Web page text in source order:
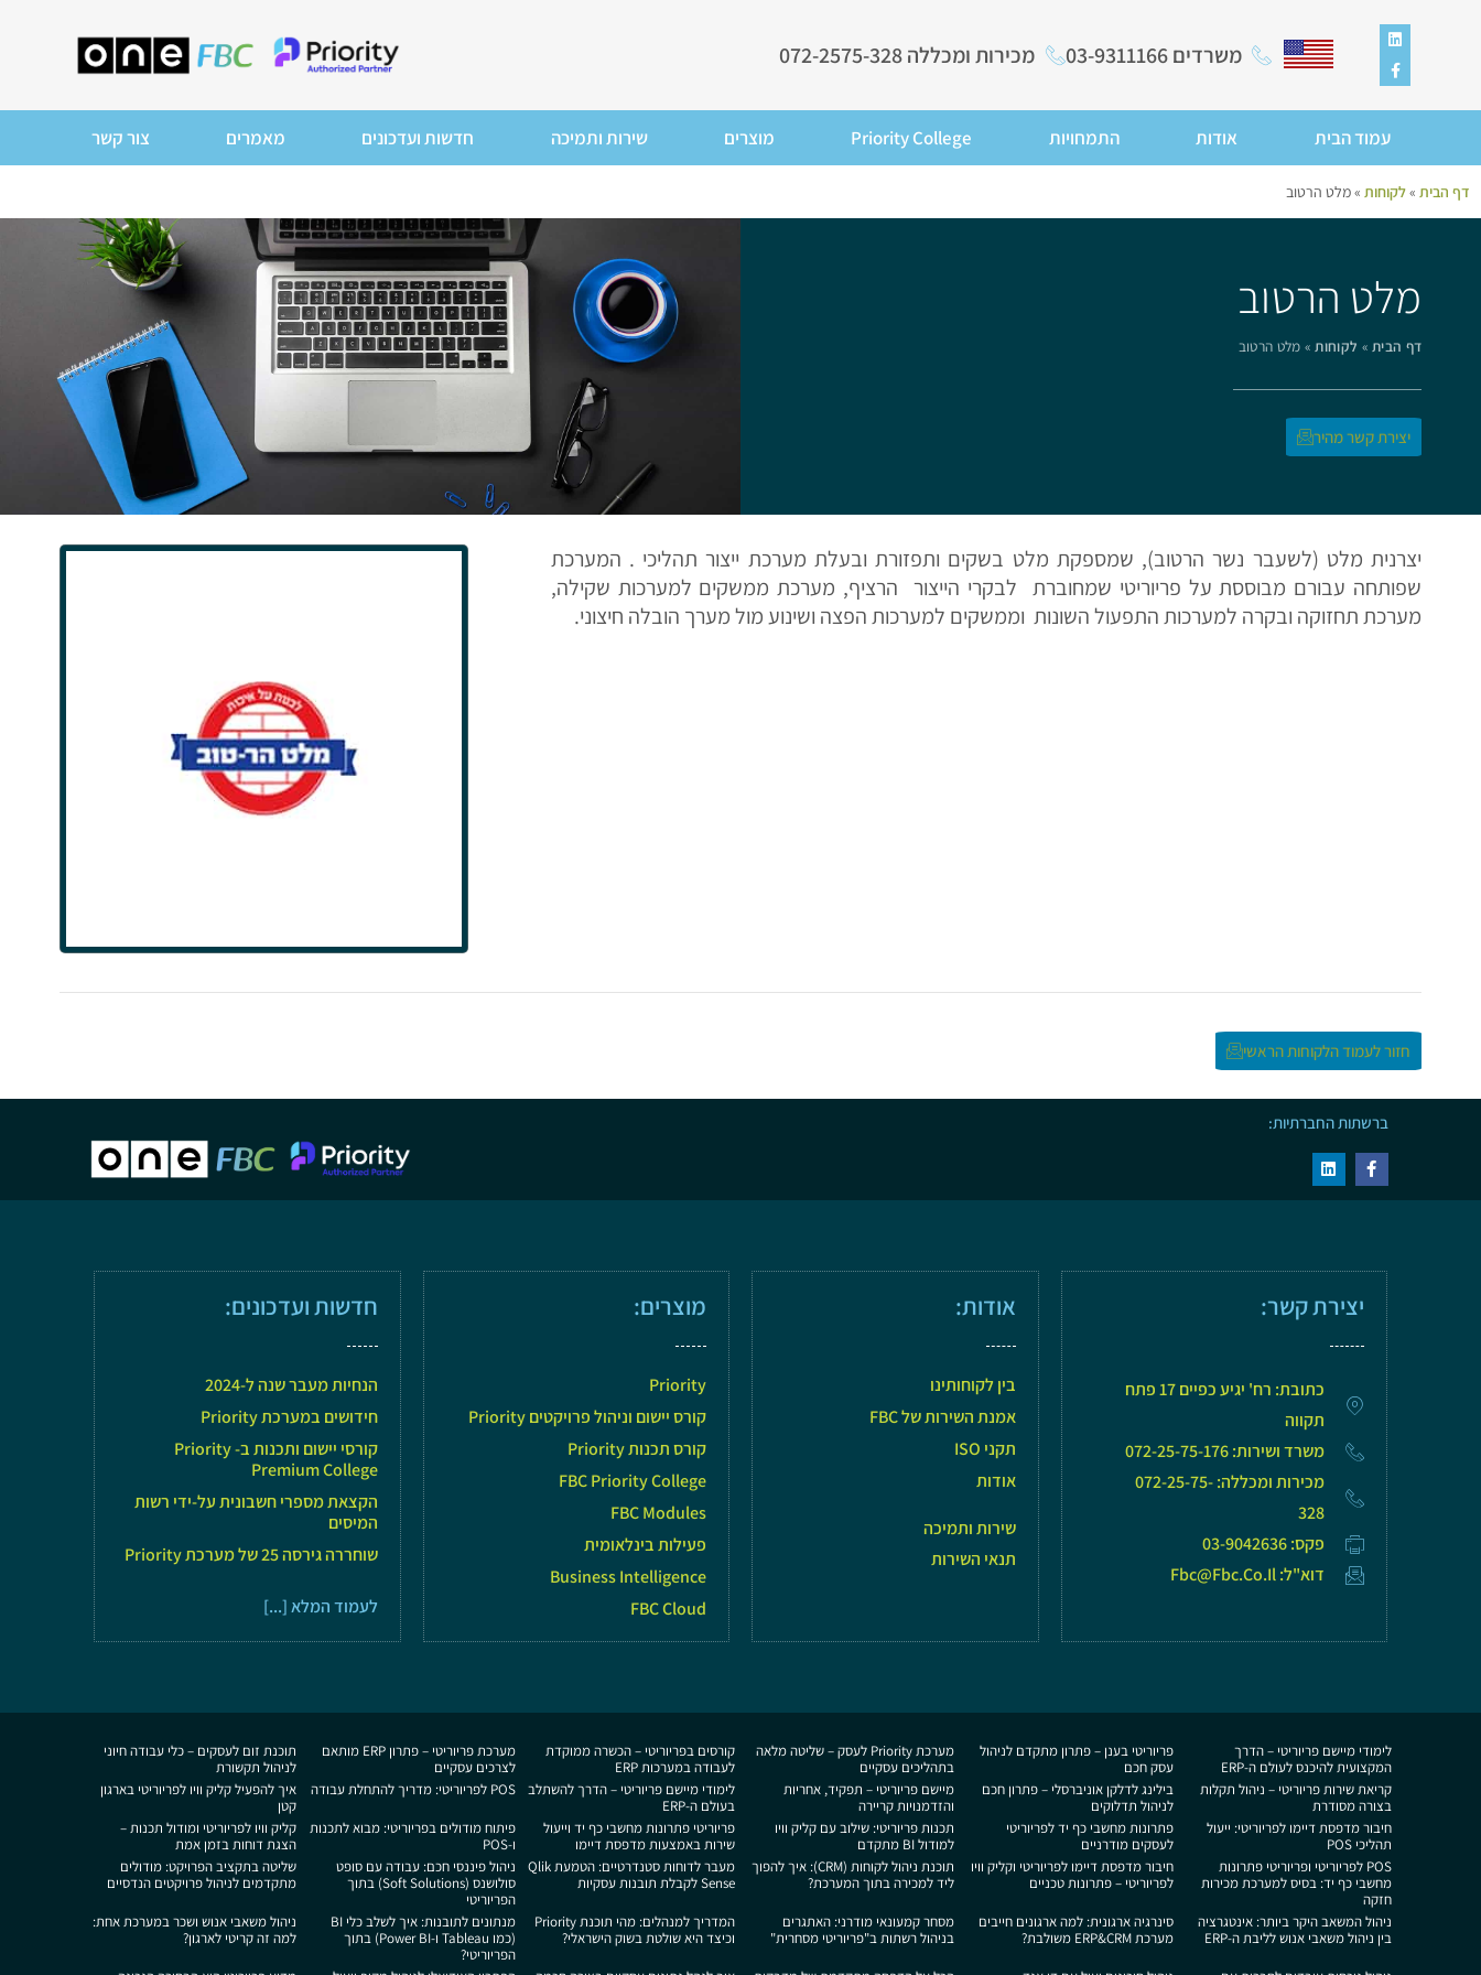
משרדים 03-9311166 מכירות ומכללה 072-2575-328
עמוד הבית אודות התמחויות Priority College מוצרים שירות ותמיכה חדשות ועדכונים מאמרים צור קשר
דף הבית »לקוחות »מלט הרטוב
מלט הרטוב
דף הבית» לקוחות» מלט הרטוב
יצירת קשר מהיר
יצרנית מלט (לשעבר נשר הרטוב), שמספקת מלט בשקים ותפזורת ובעלת מערכת ייצור תהליכי . המערכת
שפותחה עבורם מבוססת על פריוריטי שמחוברת לבקרי הייצור הרציף, מערכת ממשקים למערכות שקילה,
מערכת תחזוקה ובקרה למערכות התפעול השונות וממשקים למערכות הפצה ושינוע מול מערך הובלה חיצוני.
חזור לעמוד הלקוחות הראשי
ברשתות החברתיות:
יצירת קשר:
כתובת: רח' יגיע כפיים 17 פתח
תקווה
משרד ושירות: 072-25-75-176
מכירות ומכללה: 072-25-75-
328
פקס: 03-9042636
דוא"ל: Fbc@fbc.co.il
אודות:
בין לקוחותינו
אמנת השירות של FBC
תקני ISO
אודות
שירות ותמיכה
תנאי השירות
מוצרים:
Priority
קורס יישום וניהול פרויקטים Priority
קורס תכנות Priority
FBC Priority College
FBC Modules
פעילות בינלאומית
Business Intelligence
FBC Cloud
חדשות ועדכונים:
הנחיות מעבר שנה ל-2024
חידושים במערכת Priority
קורסי יישום ותכנות ב- Priority
Premium College
הקצאת מספרי חשבונית על-ידי רשות
המיסים
שוחררה גירסה 25 של מערכת Priority
לעמוד המלא [...]
לימודי מיישם פריוריטי – הדרך
המקצועית להיכנס לעולם ה-ERP
פריוריטי בענן – פתרון מתקדם לניהול
עסק חכם
מערכת Priority לעסק – שליטה מלאה
בתהליכים עסקיים
קורסים בפריוריטי – הכשרה ממוקדת
לעבודה במערכות ERP
מערכת פריוריטי – פתרון ERP מותאם
לצרכים עסקיים
תוכנת זום לעסקים – כלי עבודה חיוני
לניהול תקשורת
קריאת שירות פריוריטי – ניהול תקלות
בצורה מסודרת
בילינג לדלקן אוניברסלי – פתרון חכם
לניהול תדלוקים
מיישם פריוריטי – תפקיד, אחריות
והזדמנויות קריירה
לימודי מיישם פריוריטי – הדרך להשתלב
בעולם ה-ERP
POS לפריוריטי: מדריך להתחלת עבודה
איך להפעיל קליק וויו לפריוריטי בארגון
קטן
חיבור מדפסת דיימו לפריוריטי: ייעול
תהליכי POS
פתרונות מחשבי כף יד לפריוריטי
לעסקים מודרניים
תכנות פריוריטי: שילוב עם קליק וויו
למודול BI מתקדם
פריוריטי פתרונות מחשבי כף יד וייעול
שירות באמצעות מדפסת דיימו
פיתוח מודולים בפריוריטי: מבוא לתכנות
ו‑POS
קליק וויו לפריוריטי ומודול תכנות –
הצגת דוחות בזמן אמת
POS לפריוריטי ופריוריטי פתרונות
מחשבי כף יד: בסיס למערכת מכירות
חזקה
חיבור מדפסת דיימו לפריוריטי וקליק וויו
לפריוריטי – פתרונות טכניים
תוכנת ניהול לקוחות (CRM): איך להפוך
ליד למכירה בתוך המערכת?
מעבר לדוחות סטנדרטיים: הטמעת Qlik
Sense לקבלת תובנות עסקיות
ניהול פיננסי חכם: עבודה עם סופט
סולושנס (Soft Solutions) בתוך
הפריוריטי
שליטה בתקציב הפרויקט: מודולים
מתקדמים לניהול פרויקטים הנדסיים
ניהול המשאב היקר ביותר: אינטגרציה
בין ניהול משאבי אנוש לליבת ה-ERP
סינרגיה ארגונית: למה ארגונים חייבים
מערכת ERP&CRM משולבת?
מסחר קמעונאי מודרני: האתגרים
בניהול רשתות ב"פריוריטי מסחרית"
המדריך למנהלים: מהי תוכנת Priority
וכיצד היא שולטת בשוק הישראלי?
מנתונים לתובנות: איך לשלב כלי BI
(כמו Tableau ו-Power BI) בתוך
הפריוריטי?
ניהול משאבי אנוש ושכר במערכת אחת:
למה זה קריטי לארגון?